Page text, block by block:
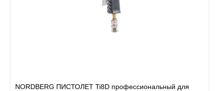
NORDBERG ПИСТОЛЕТ Ti8D профессиональный для